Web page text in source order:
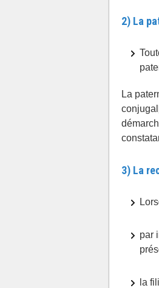
2) La
La
3) La
par
la